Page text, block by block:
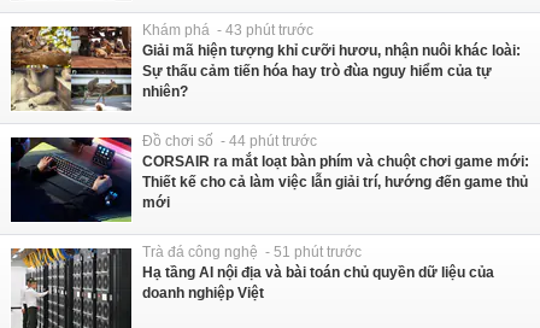
Khám phá - 43 phút trước
Giải mã hiện tượng khỉ cưỡi hươu, nhận nuôi khác loài:
Sự thấu cảm tiến hóa hay trò đùa nguy hiểm của tự
nhiên?
Đồ chơi số - 44 phút trước
CORSAIR ra mắt loạt bàn phím và chuột chơi game mới:
Thiết kế cho cả làm việc lẫn giải trí, hướng đến game thủ
mới
Trà đá công nghệ - 51 phút trước
Hạ tầng AI nội địa và bài toán chủ quyền dữ liệu của
doanh nghiệp Việt